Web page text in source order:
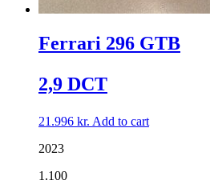
Ferrari 296 GTB
2,9 DCT
21.996 kr. Add to cart
2023
1.100